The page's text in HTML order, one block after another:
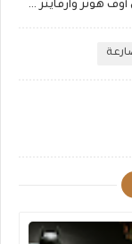
تحميل لعبة Medal Of Honor Warfighter ميدل أوف هونر وارفايتر للكمبيوتر برابط ميديا فاير